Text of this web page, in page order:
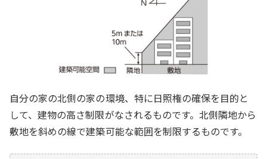
自分の家の北側の家の環境、特に日照権の確保を目的と
して、建物の高さ制限がなされるものです。北側隣地から
敷地を斜めの線で建築可能な範囲を制限するものです。